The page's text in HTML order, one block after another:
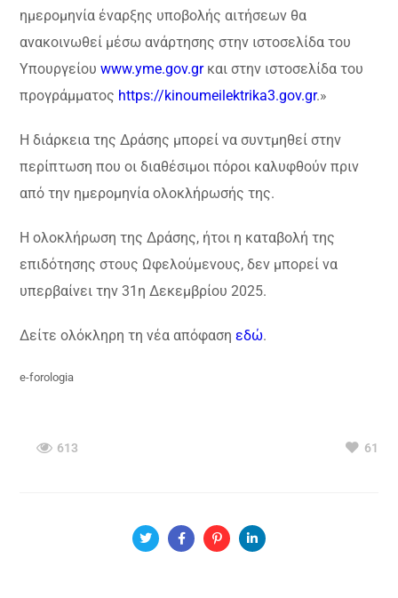
ημερομηνία έναρξης υποβολής αιτήσεων θα
ανακοινωθεί μέσω ανάρτησης στην ιστοσελίδα του
Υπουργείουwww.yme.gov.grκαι στην ιστοσελίδα του
προγράμματος https://kinoumeilektrika3.gov.gr.»
Η διάρκεια της Δράσης μπορεί να συντμηθεί στην
περίπτωση που οι διαθέσιμοι πόροι καλυφθούν πριν
από την ημερομηνία ολοκλήρωσής της.
Η ολοκλήρωση της Δράσης, ήτοι η καταβολή της
επιδότησης στους Ωφελούμενους, δεν μπορεί να
υπερβαίνει την 31η Δεκεμβρίου 2025.
Δείτε ολόκληρη τη νέα απόφασηεδώ.
e-forologia
613 61